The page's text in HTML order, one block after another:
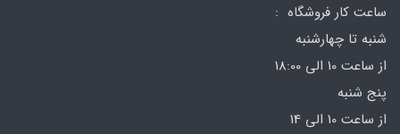
ساعت کار فروشگاه :
شنبه تا چهارشنبه
از ساعت 10 الی 18:00
پنج شنبه
از ساعت 10 الی 14